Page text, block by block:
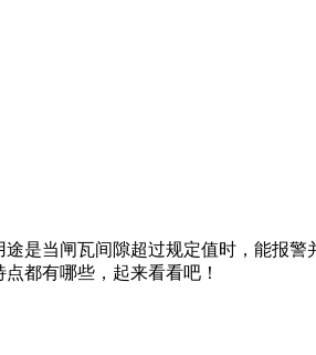
当闸瓦间隙超过规定值时，能报警
点都有哪些，起来看看吧！